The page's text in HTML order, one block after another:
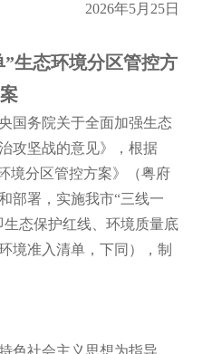
2026年5月25日
生态环境分区管控方
案
务院关于全面加强生态
攻坚战的意见》，根据
境分区管控方案》（粤府
部署，实施我市“三线一
态保护红线、环境质量底
境准入清单，下同），制
社会主义思想为指导，